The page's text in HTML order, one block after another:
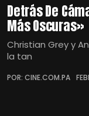
Detrás De
Más Oscuras»
Christian Grey y
la tan
POR: CINE.COM.PA